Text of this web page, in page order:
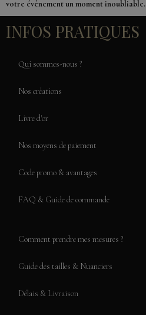
votre évènement un moment inoubliable.
INFOS PRATIQUES
Qui sommes-nous ?
Nos créations
Livre d'or
Nos moyens de paiement
Code promo & avantages
FAQ & Guide de commande
Comment prendre mes mesures ?
Guide des tailles & Nuanciers
Délais & Livraison